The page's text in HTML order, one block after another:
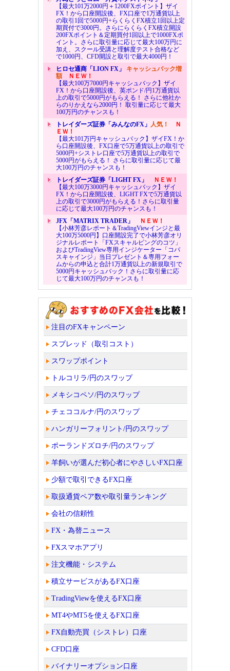
【最大101万2000円＋1200FXポイント】ザイ
FX！から口座開設後、FX口座で1万通貨以上
の取引1回で5000円+らくらくFX積立1回以上定
期買付で3000円。さらにらくらくFX積立開設
200FXポイント＆定期買付1回以上で1000FXポ
イント。さらに取引量に応じて最大100万円に
加え、スクール受講と理解度テスト合格など
で1000円、CFD開設と取引で最大4000円！
ヒロセ通商「LION FX」 キャッシュバック増
額ＮＥＷ！
【最大100万7000円キャッシュバック】ザイ
FX！から口座開設後、英ポンド/円1万通貨以
上の取引で5000円がもらえる！ さらに他社か
らのりかえなら2000円！ 取引量に応じて最大
100万円のチャンスも！
トレイダーズ証券「みんなのFX」 人気！
Ｎ
ＥＷ！
【最大101万円キャッシュバック】ザイFX！か
ら口座開設後、FX口座で5万通貨以上の取引で
5000円+シストレ口座で5万通貨以上の取引で
5000円がもらえる！ さらに取引量に応じて最
大100万円のチャンスも！
トレイダーズ証券「LIGHT FX」
ＮＥＷ！
【最大100万3000円キャッシュバック】ザイ
FX！から口座開設後、LIGHT FXで5万通貨以
上の取引で3000円がもらえる！さらに取引量
に応じて最大100万円のチャンスも！
JFX「MATRIX TRADER」
ＮＥＷ！
【小林芳彦レポート＆TradingViewインジと最
大100万5000円】口座開設完了で小林芳彦オリ
ジナルレポート「FXスキャルピングのコツ」
およびTradingView専用インジケーター「コバ
スキャインジ」当日プレゼント＆専用フォー
ムからの申込と合計1万通貨以上の新規取引で
5000円キャッシュバック！さらに取引量に応
じて最大100万円のチャンスも！
注目のFXキャンペーン
スプレッド（取引コスト）
スワップポイント
トルコリラ/円のスワップ
メキシコペソ/円のスワップ
チェココルナ/円のスワップ
ハンガリーフォリント/円のスワップ
ポーランドズロチ/円のスワップ
羊飼いが選んだ初心者にやさしいFX口座
少額で取引できるFX口座
取扱通貨ペア数や取引量ランキング
会社の信頼性
FX・為替ニュース
FXスマホアプリ
注文機能・システム
積立サービスがあるFX口座
TradingViewを使えるFX口座
MT4やMT5を使えるFX口座
FX自動売買（シストレ）口座
CFD口座
バイナリーオプション口座